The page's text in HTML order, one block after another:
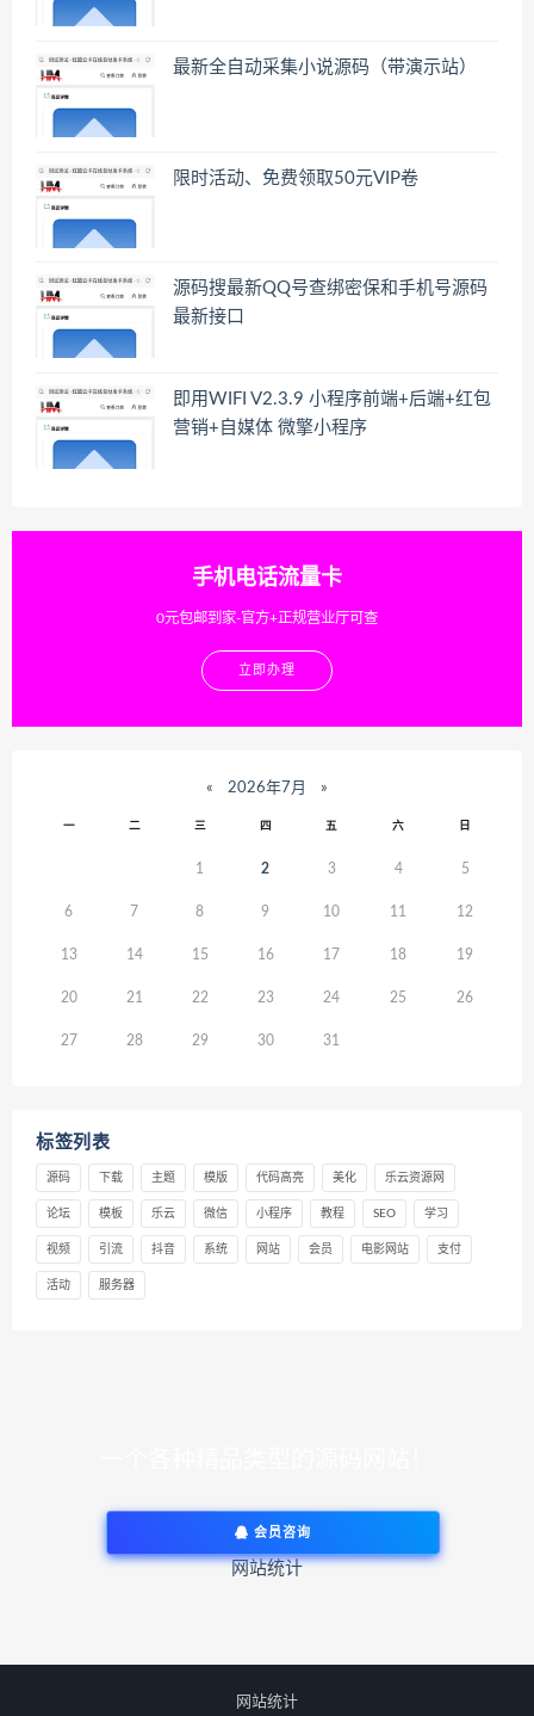
最新全自动采集小说源码（带演示站）
限时活动、免费领取50元VIP卷
源码搜最新QQ号查绑密保和手机号源码
最新接口
即用WIFI V2.3.9 小程序前端+后端+红包
营销+自媒体 微擎小程序
手机电话流量卡
0元包邮到家-官方+正规营业厅可查
立即办理
« 2026年7月 »
一 二 三 四 五 六 日
1 2 3 4 5
6 7 8 9 10 11 12
13 14 15 16 17 18 19
20 21 22 23 24 25 26
27 28 29 30 31
标签列表
源码 下载 主题 模版 代码高亮 美化 乐云资源网
论坛 模板 乐云 微信 小程序 教程 SEO 学习
视频 引流 抖音 系统 网站 会员 电影网站 支付
活动 服务器
会员咨询
网站统计
网站统计